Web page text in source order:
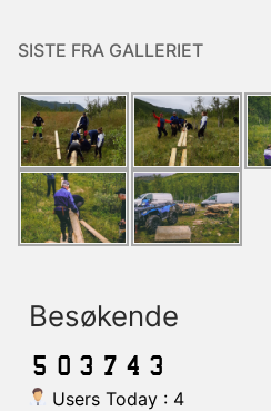
SISTE FRA GALLERIET
Besøkende
Users Today : 4